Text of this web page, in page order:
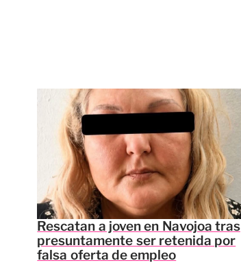
Rescatan a joven en Navojoa tras
presuntamente ser retenida por
falsa oferta de empleo